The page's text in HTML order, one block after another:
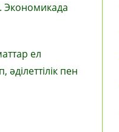
Экономикада
ел
пен